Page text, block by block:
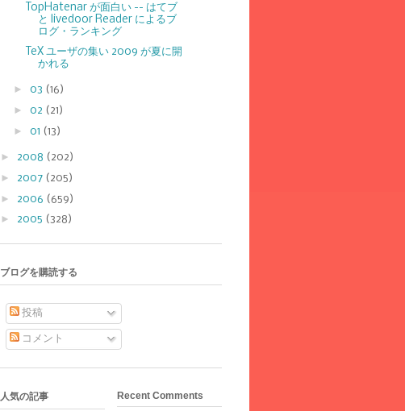
TopHatenar が面白い -- はてブ
と livedoor Reader によるブ
ログ・ランキング
TeX ユーザの集い 2009 が夏に開
かれる
► 03 (16)
► 02 (21)
► 01 (13)
► 2008 (202)
► 2007 (205)
► 2006 (659)
► 2005 (328)
ブログを購読する
投稿
コメント
人気の記事 Recent Comments